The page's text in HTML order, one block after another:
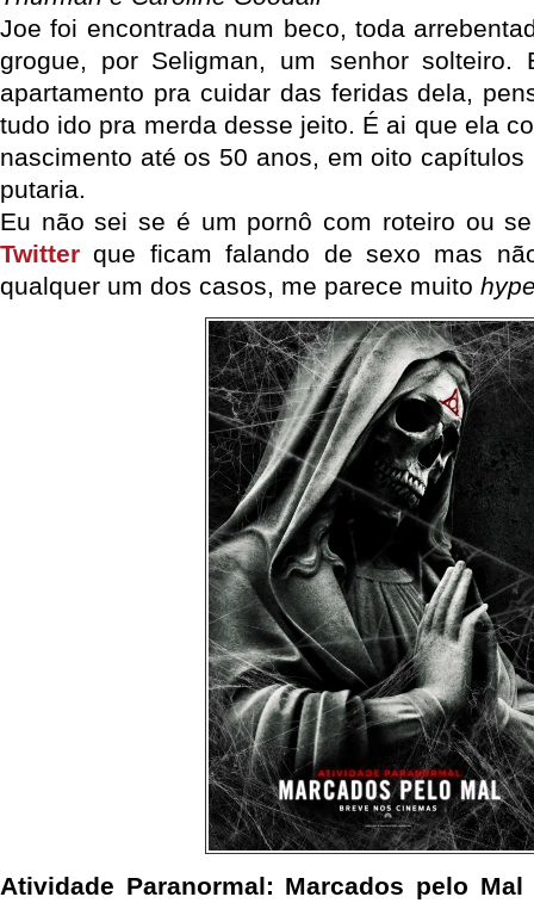
Joe foi encontrada num beco, toda
grogue, por Seligman, um senhor
apartamento pra cuidar das feridas dela,
tudo ido pra merda desse jeito. É ai que ela
nascimento até os 50 anos, em oito
putaria.
Eu não sei se é um pornô com roteiro ou
Twitter que ficam falando de sexo mas
qualquer um dos casos, me parece muito
Atividade Paranormal: Marcados pelo Mal